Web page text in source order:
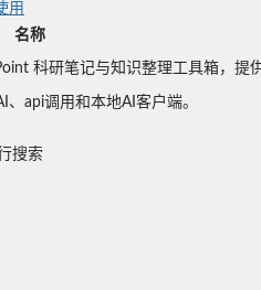
用
名称
科研笔记与知识整理工具箱，提
api调用和本地AI客户端。
搜索